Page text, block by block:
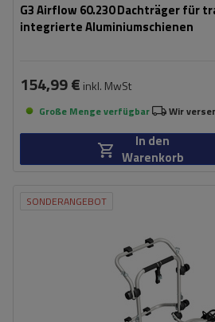
G3 Airflow 60.230 Dachträger für
integrierte Aluminiumschienen
154,99 € inkl. MwSt
Große Menge verfügbar Wir
In den
Warenkorb
SONDERANGEBOT
45 kg
kompatibel mit Elektrofahrrädern